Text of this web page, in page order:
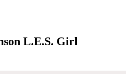
L.E.S. Girl